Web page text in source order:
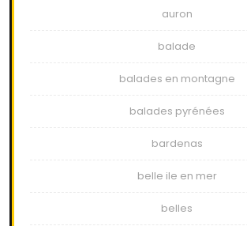
auron
balade
balades en montagne
balades pyrénées
bardenas
belle ile en mer
belles